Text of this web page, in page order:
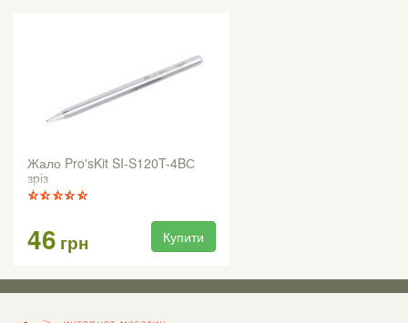
Жало Pro'sKit SI-S120T-4BС
зріз
46 грн Купити